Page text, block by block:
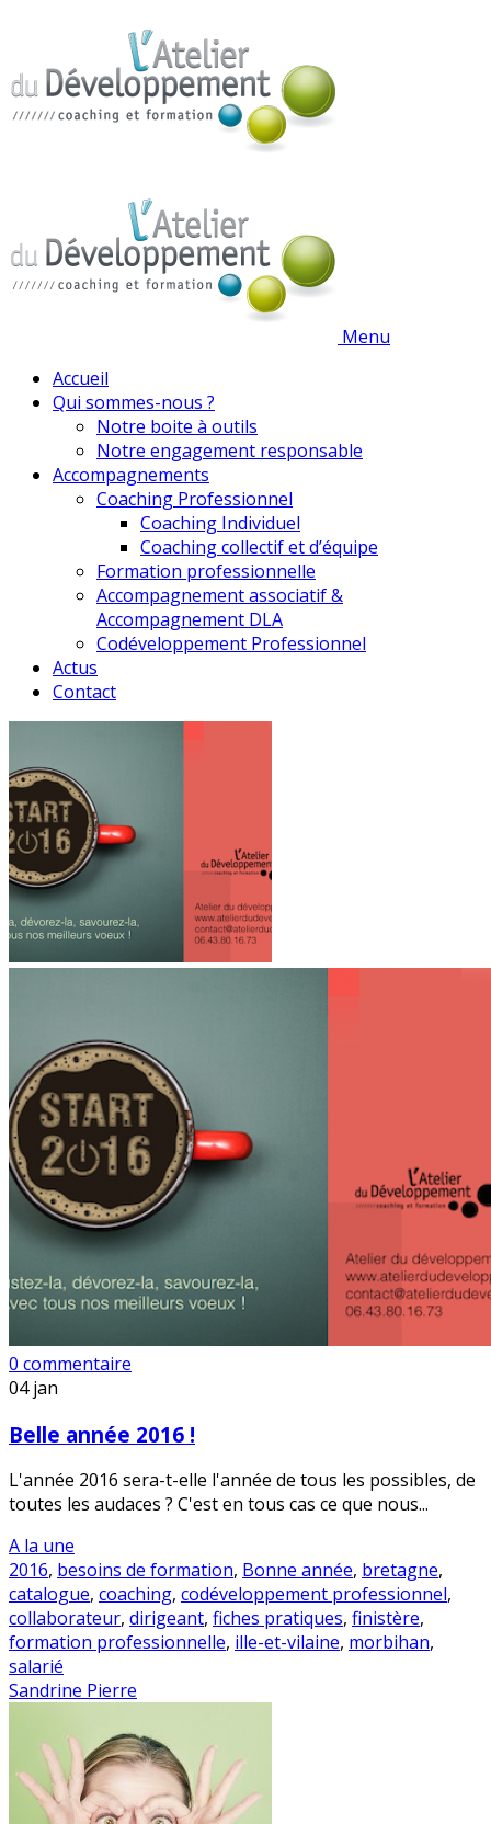
Menu
Accueil
Qui sommes-nous ?
Notre boite à outils
Notre engagement responsable
Accompagnements
Coaching Professionnel
Coaching Individuel
Coaching collectif et d’équipe
Formation professionnelle
Accompagnement associatif &
Accompagnement DLA
Codéveloppement Professionnel
Actus
Contact
0 commentaire
04jan
Belle année 2016 !
L'année 2016 sera-t-elle l'année de tous les possibles, de
toutes les audaces ? C'est en tous cas ce que nous...
A la une
2016, besoins de formation, Bonne année, bretagne,
catalogue, coaching, codéveloppement professionnel,
collaborateur, dirigeant, fiches pratiques, finistère,
formation professionnelle, ille-et-vilaine, morbihan,
salarié
Sandrine Pierre